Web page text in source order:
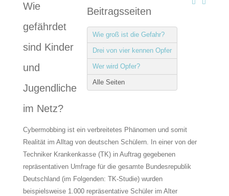
Beitragsseiten
Wie groß ist die Gefahr?
Drei von vier kennen Opfer
Wer wird Opfer?
Alle Seiten
Wie
gefährdet
sind Kinder
und
Jugendliche
im Netz?
Cybermobbing ist ein verbreitetes Phänomen und somit
Realität im Alltag von deutschen Schülern. In einer von der
Techniker Krankenkasse (TK) in Auftrag gegebenen
repräsentativen Umfrage für die gesamte Bundesrepublik
Deutschland (im Folgenden: TK-Studie) wurden
beispielsweise 1.000 repräsentative Schüler im Alter